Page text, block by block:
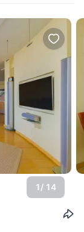
1/ 14